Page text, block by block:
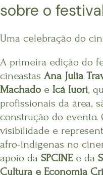
Ir
para
conteúdo
sobre o
Uma celebração do
A primeira edição do
cineastas Ana Julia
Machado e Icá Iuori,
profissionais da área,
construção do evento.
visibilidade e
afro-indígenas no
apoio da SPCINEe da
Cultura e Economia